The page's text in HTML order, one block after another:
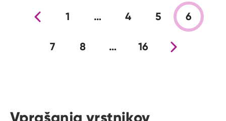
Prejšnja stran
1 … 4 5 6
7 8 … 16Nova stran
Vprašanja vrstnikov